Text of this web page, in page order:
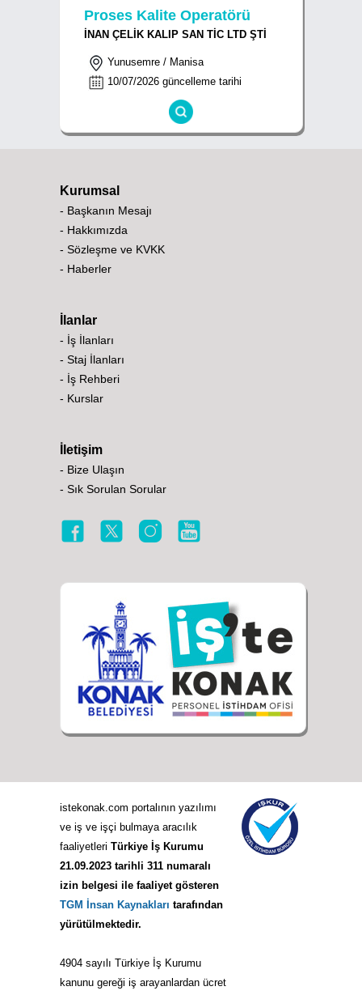
Proses Kalite Operatörü
İNAN ÇELİK KALIP SAN TİC LTD ŞTİ
Yunusemre / Manisa
10/07/2026 güncelleme tarihi
Kurumsal
- Başkanın Mesajı
- Hakkımızda
- Sözleşme ve KVKK
- Haberler
İlanlar
- İş İlanları
- Staj İlanları
- İş Rehberi
- Kurslar
İletişim
- Bize Ulaşın
- Sık Sorulan Sorular
istekonak.com portalının yazılımı
ve iş ve işçi bulmaya aracılık
faaliyetleri Türkiye İş Kurumu
21.09.2023 tarihli 311 numaralı
izin belgesi ile faaliyet gösteren
TGM İnsan Kaynakları tarafından
yürütülmektedir.
4904 sayılı Türkiye İş Kurumu
kanunu gereği iş arayanlardan ücret